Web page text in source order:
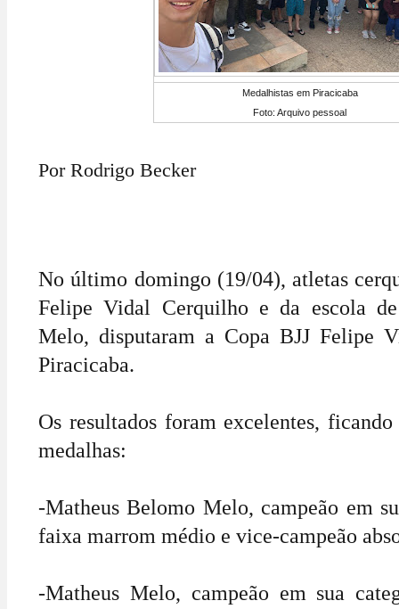
Medalhistas em Piracicaba
Foto: Arquivo pessoal
Por Rodrigo Becker
No último domingo (19/04), atletas
Felipe Vidal Cerquilho e da escola
Melo, disputaram a Copa BJJ Felipe
Piracicaba.
Os resultados foram excelentes,
medalhas:
-Matheus Belomo Melo, campeão em
faixa marrom médio e vice-campeão
-Matheus Melo, campeão em sua